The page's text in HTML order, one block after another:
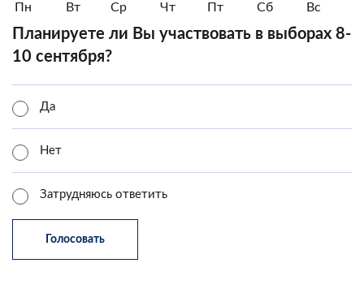
Пн Вт Ср Чт Пт Сб Вс
Планируете ли Вы участвовать в выборах 8-
10 сентября?
Да
Нет
Затрудняюсь ответить